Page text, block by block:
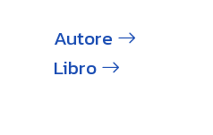
Autore
Libro